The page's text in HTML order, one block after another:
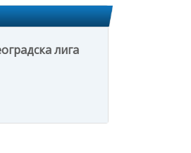
лига